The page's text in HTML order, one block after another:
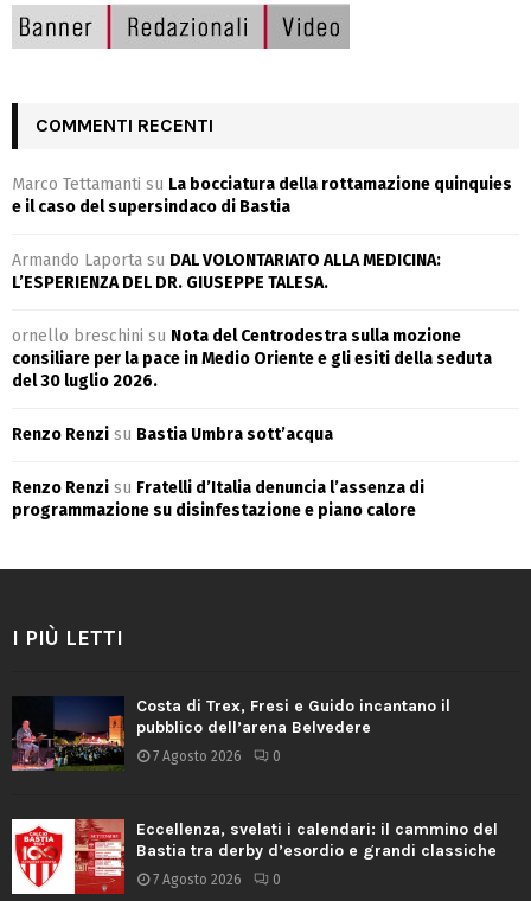
COMMENTI RECENTI
Marco Tettamanti su La bocciatura della rottamazione quinquies
e il caso del supersindaco di Bastia
Armando Laporta su DAL VOLONTARIATO ALLA MEDICINA:
L’ESPERIENZA DEL DR. GIUSEPPE TALESA.
ornello breschini su Nota del Centrodestra sulla mozione
consiliare per la pace in Medio Oriente e gli esiti della seduta
del 30 luglio 2026.
Renzo Renzi su Bastia Umbra sott’acqua
Renzo Renzi su Fratelli d’Italia denuncia l’assenza di
programmazione su disinfestazione e piano calore
I PIÙ LETTI
Costa di Trex, Fresi e Guido incantano il
pubblico dell’arena Belvedere
7 Agosto 2026 0
Eccellenza, svelati i calendari: il cammino del
Bastia tra derby d’esordio e grandi classiche
7 Agosto 2026 0